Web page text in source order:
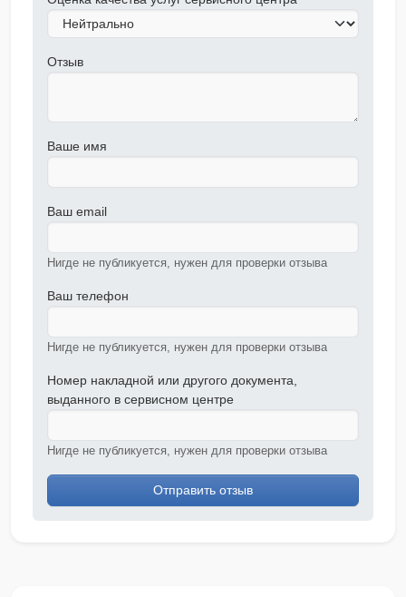
Отзыв
Ваше имя
Ваш email
Нигде не публикуется, нужен для проверки отзыва
Ваш телефон
Нигде не публикуется, нужен для проверки отзыва
Номер накладной или другого документа,
выданного в сервисном центре
Нигде не публикуется, нужен для проверки отзыва
Отправить отзыв